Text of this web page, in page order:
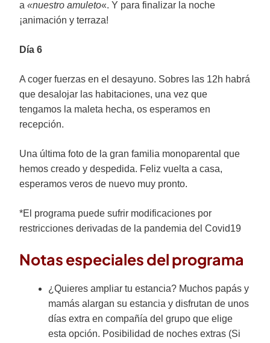
a «nuestro amuleto«. Y para finalizar la noche
¡animación y terraza!
Día 6
A coger fuerzas en el desayuno. Sobres las 12h habrá
que desalojar las habitaciones, una vez que
tengamos la maleta hecha, os esperamos en
recepción.
Una última foto de la gran familia monoparental que
hemos creado y despedida. Feliz vuelta a casa,
esperamos veros de nuevo muy pronto.
*El programa puede sufrir modificaciones por
restricciones derivadas de la pandemia del Covid19
Notas especiales del programa
¿Quieres ampliar tu estancia? Muchos papás y
mamás alargan su estancia y disfrutan de unos
días extra en compañía del grupo que elige
esta opción. Posibilidad de noches extras (Si